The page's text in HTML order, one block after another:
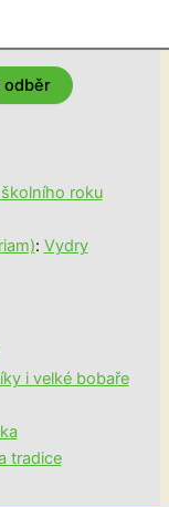
roku
: Vydry
i velké bobaře
tradice